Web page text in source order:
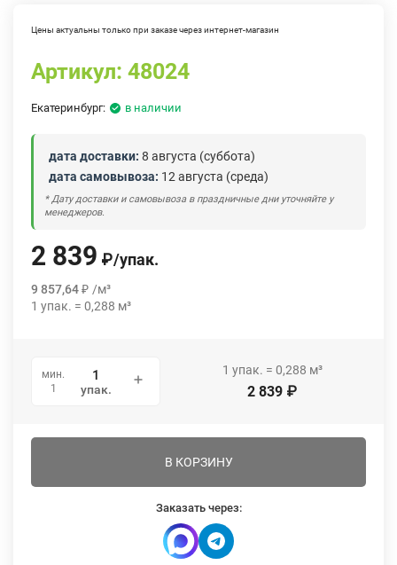
Цены актуальны только при заказе через интернет-магазин
Артикул: 48024
Екатеринбург: в наличии
дата доставки: 8 августа (суббота)
дата самовывоза: 12 августа (среда)
* Дату доставки и самовывоза в праздничные дни уточняйте у
менеджеров.
2 839 ₽/упак.
9 857,64₽ /м³
1 упак. = 0,288 м³
мин.
1
упак.
1 упак. = 0,288 м³
2 839 ₽
В КОРЗИНУ
Заказать через: